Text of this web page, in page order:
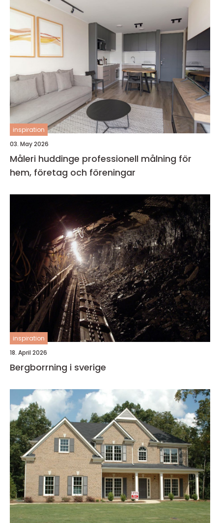
inspiration
03. May 2026
Måleri huddinge professionell målning för
hem, företag och föreningar
inspiration
18. April 2026
Bergborrning i sverige